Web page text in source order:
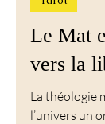
Calista
15 juin
Le Mat